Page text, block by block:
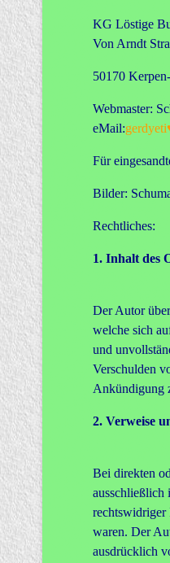
KG Löstige
Von Arndt
50170
Webmaster:
eMail:
Für
Bilder:
Rechtliches:
1. Inhalt des
Der Autor
welche sich
und
Verschulden
Ankündigung
2. Verweise
Bei direkten
ausschließlich
rechtswidriger
waren. Der
ausdrücklich